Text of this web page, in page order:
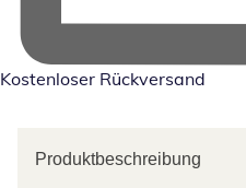
Kostenloser Rückversand
Produktbeschreibung